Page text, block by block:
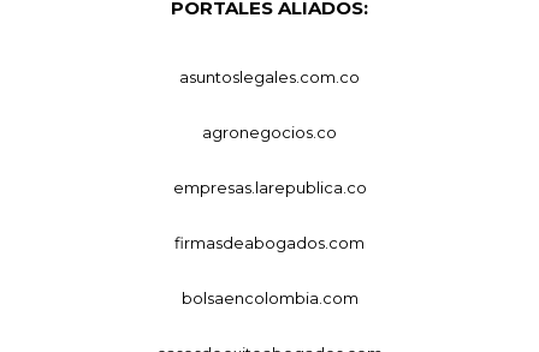
PORTALES ALIADOS:
asuntoslegales.com.co
agronegocios.co
empresas.larepublica.co
firmasdeabogados.com
bolsaencolombia.com